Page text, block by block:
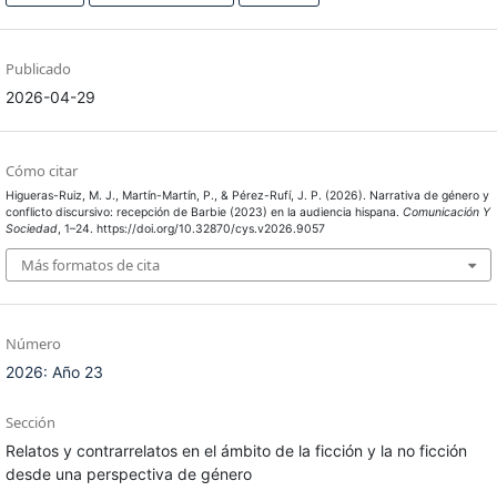
Publicado
2026-04-29
Cómo citar
Higueras-Ruiz, M. J., Martín-Martín, P., & Pérez-Rufí, J. P. (2026). Narrativa de género y
conflicto discursivo: recepción de Barbie (2023) en la audiencia hispana. Comunicación Y
Sociedad, 1–24. https://doi.org/10.32870/cys.v2026.9057
Más formatos de cita
Número
2026: Año 23
Sección
Relatos y contrarrelatos en el ámbito de la ficción y la no ficción
desde una perspectiva de género